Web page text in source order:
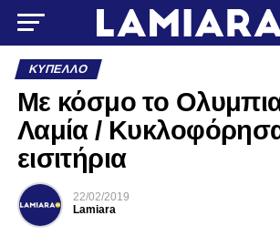
ΚΎΠΕΛΛΟ
Με κόσμο το
Λαμία /
εισιτήρια
22/02/2019
Lamiara